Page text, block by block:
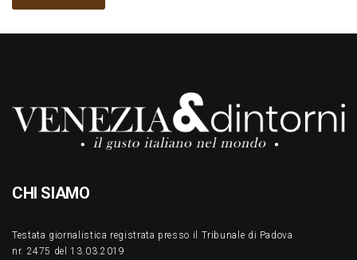
CHI SIAMO
Testata giornalistica registrata presso il Tribunale di Padova
nr. 2475 del 13.03.2019